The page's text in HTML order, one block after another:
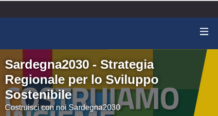
Sardegna2030 - Strategia
Regionale per lo Sviluppo
Sostenibile
Costruisci con noi Sardegna2030